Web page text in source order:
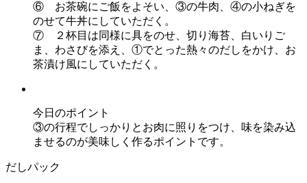
⑥ お茶碗にご飯をよそい、③の牛肉、④の小ねぎを
のせて牛丼にしていただく。
⑦ ２杯目は同様に具をのせ、切り海苔、白いりご
ま、わさびを添え、①でとった熱々のだしをかけ、お
茶漬け風にしていただく。
今日のポイント
③の行程でしっかりとお肉に照りをつけ、味を染み込
ませるのが美味しく作るポイントです。
だしパック